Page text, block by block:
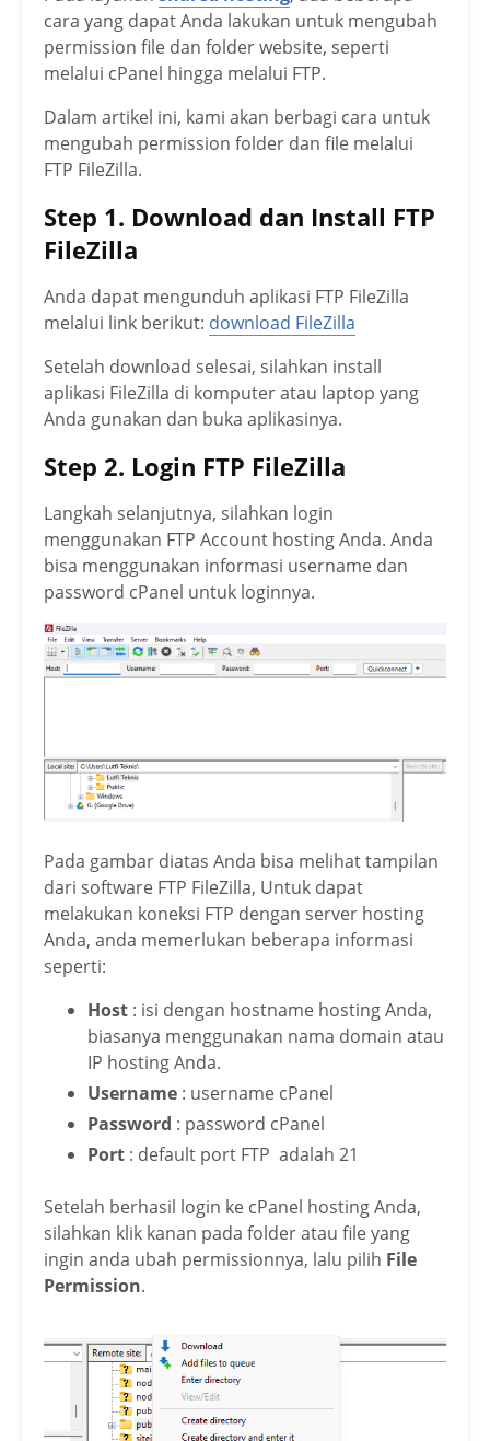
cara yang dapat Anda lakukan untuk mengubah
permission file dan folder website, seperti
melalui cPanel hingga melalui FTP.
Dalam artikel ini, kami akan berbagi cara untuk
mengubah permission folder dan file melalui
FTP FileZilla.
Step 1. Download dan Install FTP
FileZilla
Anda dapat mengunduh aplikasi FTP FileZilla
melalui link berikut: download FileZilla
Setelah download selesai, silahkan install
aplikasi FileZilla di komputer atau laptop yang
Anda gunakan dan buka aplikasinya.
Step 2. Login FTP FileZilla
Langkah selanjutnya, silahkan login
menggunakan FTP Account hosting Anda. Anda
bisa menggunakan informasi username dan
password cPanel untuk loginnya.
Pada gambar diatas Anda bisa melihat tampilan
dari software FTP FileZilla, Untuk dapat
melakukan koneksi FTP dengan server hosting
Anda, anda memerlukan beberapa informasi
seperti:
Host : isi dengan hostname hosting Anda,
biasanya menggunakan nama domain atau
IP hosting Anda.
Username : username cPanel
Password : password cPanel
Port : default port FTP adalah 21
Setelah berhasil login ke cPanel hosting Anda,
silahkan klik kanan pada folder atau file yang
ingin anda ubah permissionnya, lalu pilih File
Permission.